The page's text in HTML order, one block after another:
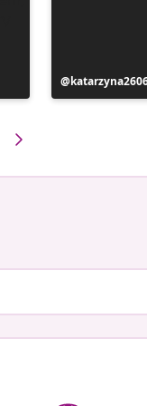
Ierakstu
publicējis